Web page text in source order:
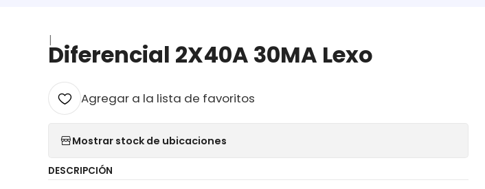
|
Diferencial 2X40A 30MA Lexo
Agregar a la lista de favoritos
Mostrar stock de ubicaciones
DESCRIPCIÓN